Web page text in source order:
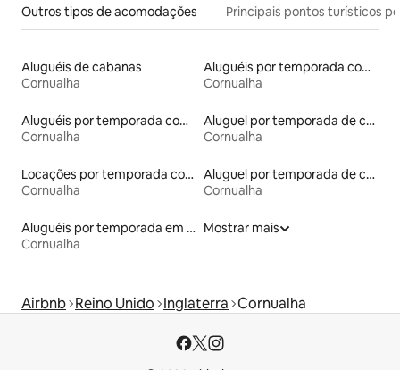
Outros tipos de acomodações Principais pontos turísticos
Aluguéis de cabanas
Cornualha
Aluguéis por temporada com banheira de hidromassagem
Cornualha
Aluguéis por temporada com caiaque
Cornualha
Aluguel por temporada de casas na árvore
Cornualha
Locações por temporada com piscina
Cornualha
Aluguel por temporada de casas de hóspedes
Cornualha
Aluguéis por temporada em hotéis-fazenda
Cornualha
Mostrar mais
Airbnb Reino Unido Inglaterra Cornualha